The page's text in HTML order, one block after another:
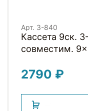
Арт. 3-840
Кассета 9ск. 3-840 SHIMANO-
совместим.
C-9SC CLARKS
2790 ₽